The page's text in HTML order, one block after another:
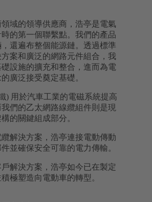
域的領導供應商，浩亭是電氣
的第一個聯繫點。我們的產品
還遍布整個能源鏈。透過標準
案和廣泛的網路元件組合，我
設施的擴充和整合，進而為電
廣泛接受奠定基礎。
) 用於汽車工業的電磁系統提高
們的乙太網路線纜組件則是現
的關鍵組成部分。
解決方案，浩亭連接電動傳動
並確保安全可靠的電力傳輸。
解決方案，浩亭如今已在製定
極塑造向電動車的轉型。